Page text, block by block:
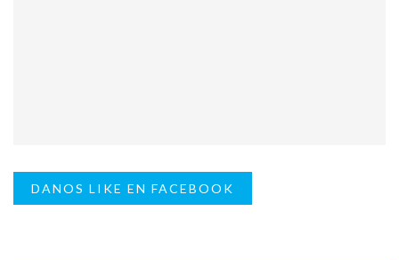
DANOS LIKE EN FACEBOOK